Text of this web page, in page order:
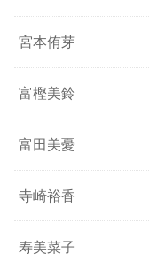
宮本侑芽
富樫美鈴
富田美憂
寺崎裕香
寿美菜子